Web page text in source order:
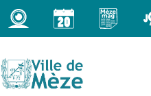
Passer
au
contenu